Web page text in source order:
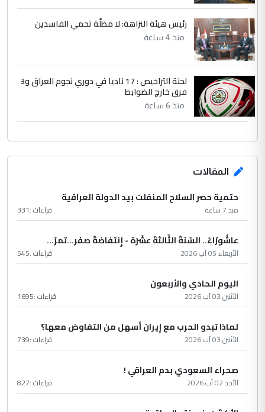
رئيس هيئة النزاهة: لا مظلَّة تحمي الفاسدين
منذ 4 ساعة
لجنة التراخيص : 17 ناديا في دوري نجوم العراق و3
فرق خارج الضوابط
منذ 6 ساعة
المقالات
حتمية حصر السلاح المنفلت بيد الدولة العراقية
منذ 7 ساعة قراءات :331
عاشُورْاءُ.. السّنَةُ الثّالثةَ عشَرَة - إِنتفاضةُ صفَر…تمرّ...
الأربعاء 05 آب 2026 قراءات :545
اليوم الحادي والأربعون
الأثنين 03 آب 2026 قراءات :1695
لماذا تبدو الحرب مع إيران أسهل من التفاوض معها؟
الأثنين 03 آب 2026 قراءات :739
صحراء السعودي بدم العراقي !
الأحد 02 آب 2026 قراءات :827